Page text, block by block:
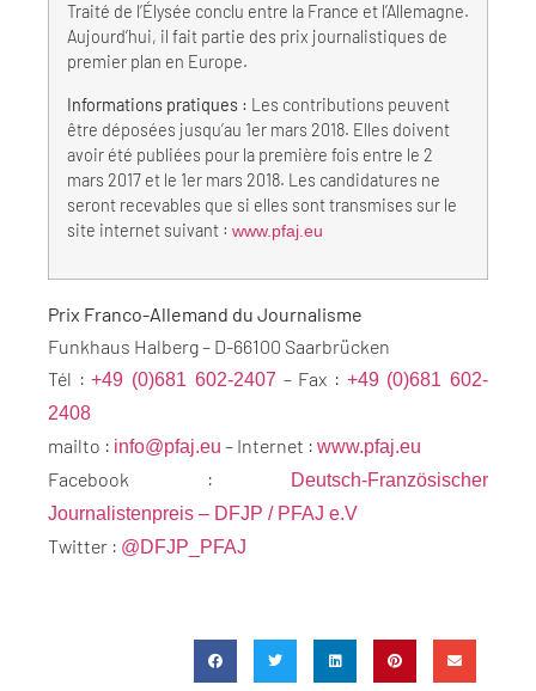
Traité de l’Élysée conclu entre la France et l’Allemagne.
Aujourd’hui, il fait partie des prix journalistiques de
premier plan en Europe.
Informations pratiques : Les contributions peuvent
être déposées jusqu’au 1er mars 2018. Elles doivent
avoir été publiées pour la première fois entre le 2
mars 2017 et le 1er mars 2018. Les candidatures ne
seront recevables que si elles sont transmises sur le
site internet suivant : www.pfaj.eu
Prix Franco-Allemand du Journalisme
Funkhaus Halberg – D-66100 Saarbrücken
Tél :+49 (0)681 602-2407 – Fax : +49 (0)681 602-
2408
mailto : info@pfaj.eu – Internet : www.pfaj.eu
Facebook :
Deutsch-Französischer
Journalistenpreis – DFJP / PFAJ e.V
Twitter : @DFJP_PFAJ